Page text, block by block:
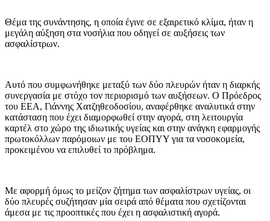
Θέμα της συνάντησης, η οποία έγινε σε εξαιρετικό κλίμα, ήταν η
μεγάλη αύξηση στα νοσήλια που οδηγεί σε αυξήσεις των
ασφαλίστρων.
Αυτό που συμφωνήθηκε μεταξύ των δύο πλευρών ήταν η διαρκής
συνεργασία με στόχο τον περιορισμό των αυξήσεων. Ο Πρόεδρος
του ΕΕΑ, Γιάννης Χατζηθεοδοσίου, αναφέρθηκε αναλυτικά στην
κατάσταση που έχει διαμορφωθεί στην αγορά, στη λειτουργία
καρτέλ στο χώρο της ιδιωτικής υγείας και στην ανάγκη εφαρμογής
πρωτοκόλλων παρόμοιων με του ΕΟΠΥΥ για τα νοσοκομεία,
προκειμένου να επιλυθεί το πρόβλημα.
Με αφορμή όμως το μείζον ζήτημα των ασφαλίστρων υγείας, οι
δύο πλευρές συζήτησαν μία σειρά από θέματα που σχετίζονται
άμεσα με τις προοπτικές που έχει η ασφαλιστική αγορά.